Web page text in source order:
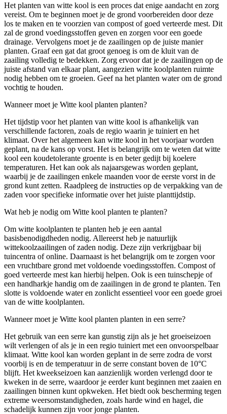
Het planten van witte kool is een proces dat enige aandacht en zorg
vereist. Om te beginnen moet je de grond voorbereiden door deze
los te maken en te voorzien van compost of goed verteerde mest. Dit
zal de grond voedingsstoffen geven en zorgen voor een goede
drainage. Vervolgens moet je de zaailingen op de juiste manier
planten. Graaf een gat dat groot genoeg is om de kluit van de
zaailing volledig te bedekken. Zorg ervoor dat je de zaailingen op de
juiste afstand van elkaar plant, aangezien witte koolplanten ruimte
nodig hebben om te groeien. Geef na het planten water om de grond
vochtig te houden.
Wanneer moet je Witte kool planten planten?
Het tijdstip voor het planten van witte kool is afhankelijk van
verschillende factoren, zoals de regio waarin je tuiniert en het
klimaat. Over het algemeen kan witte kool in het voorjaar worden
geplant, na de kans op vorst. Het is belangrijk om te weten dat witte
kool een koudetolerante groente is en beter gedijt bij koelere
temperaturen. Het kan ook als najaarsgewas worden geplant,
waarbij je de zaailingen enkele maanden voor de eerste vorst in de
grond kunt zetten. Raadpleeg de instructies op de verpakking van de
zaden voor specifieke informatie over het juiste planttijdstip.
Wat heb je nodig om Witte kool planten te planten?
Om witte koolplanten te planten heb je een aantal
basisbenodigdheden nodig. Allereerst heb je natuurlijk
wittekoolzaailingen of zaden nodig. Deze zijn verkrijgbaar bij
tuincentra of online. Daarnaast is het belangrijk om te zorgen voor
een vruchtbare grond met voldoende voedingsstoffen. Compost of
goed verteerde mest kan hierbij helpen. Ook is een tuinschepje of
een handharkje handig om de zaailingen in de grond te planten. Ten
slotte is voldoende water en zonlicht essentieel voor een goede groei
van de witte koolplanten.
Wanneer moet je Witte kool planten planten in een serre?
Het gebruik van een serre kan gunstig zijn als je het groeiseizoen
wilt verlengen of als je in een regio tuiniert met een onvoorspelbaar
klimaat. Witte kool kan worden geplant in de serre zodra de vorst
voorbij is en de temperatuur in de serre constant boven de 10°C
blijft. Het kweekseizoen kan aanzienlijk worden verlengd door te
kweken in de serre, waardoor je eerder kunt beginnen met zaaien en
zaailingen binnen kunt opkweken. Het biedt ook bescherming tegen
extreme weersomstandigheden, zoals harde wind en hagel, die
schadelijk kunnen zijn voor jonge planten.